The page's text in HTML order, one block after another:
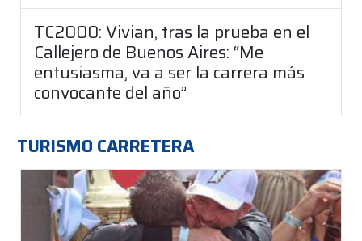
TC2000: Vivian, tras la prueba en el
Callejero de Buenos Aires: “Me
entusiasma, va a ser la carrera más
convocante del año”
TURISMO CARRETERA